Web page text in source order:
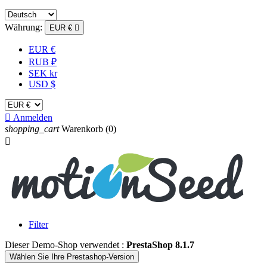
Währung: EUR € 
EUR €
RUB ₽
SEK kr
USD $
 Anmelden
shopping_cart Warenkorb (0)

Filter
Dieser Demo-Shop verwendet : PrestaShop 8.1.7
Wählen Sie Ihre Prestashop-Version